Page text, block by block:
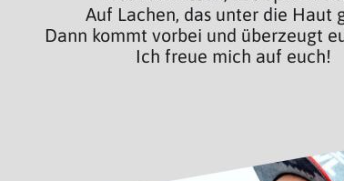
Auf Lachen, das unter die Haut
Dann kommt vorbei und überzeugt
Ich freue mich auf euch!